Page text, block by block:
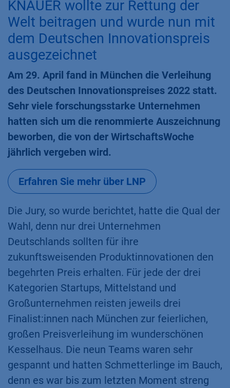
KNAUER wollte zur Rettung der
Welt beitragen und wurde nun mit
dem Deutschen Innovationspreis
ausgezeichnet
Am 29. April fand in München die Verleihung
des Deutschen Innovationspreises 2022 statt.
Sehr viele forschungsstarke Unternehmen
hatten sich um die renommierte Auszeichnung
beworben, die von der WirtschaftsWoche
jährlich vergeben wird.
Erfahren Sie mehr über LNP
Die Jury, so wurde berichtet, hatte die Qual der
Wahl, denn nur drei Unternehmen
Deutschlands sollten für ihre
zukunftsweisenden Produktinnovationen den
begehrten Preis erhalten. Für jede der drei
Kategorien Startups, Mittelstand und
Großunternehmen reisten jeweils drei
Finalist:innen nach München zur feierlichen,
großen Preisverleihung im wunderschönen
Kesselhaus. Die neun Teams waren sehr
gespannt und hatten Schmetterlinge im Bauch,
denn es war bis zum letzten Moment streng